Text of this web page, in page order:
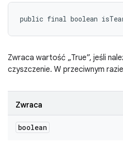
public final boolean
Zwraca wartość „True”, jeśli
czyszczenie. W przeciwnym
Zwraca
boolean